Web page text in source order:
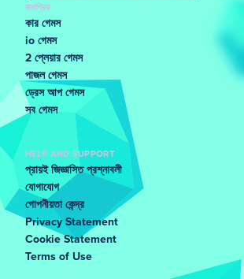
জনপ্রিয়
কার গেমস
io গেমস
2 প্লেয়ার গেমস
পাজল গেমস
ড্রেস আপ গেমস
সব গেমস
HELP AND SUPPORT
প্রায়ই জিজ্ঞাসিত প্রশ্নাবলী
যোগাযোগ
গোপনীয়তা কেন্দ্র
Privacy Statement
Cookie Statement
Terms of Use